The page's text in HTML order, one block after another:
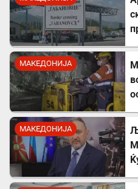
МАКЕДОНИЈА
МАКЕДОНИЈА